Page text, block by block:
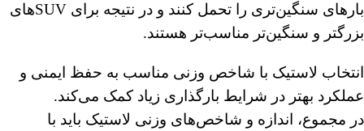
بارهای سنگین‌تری را تحمل کنند و در نتیجه برای SUVهای
بزرگتر و سنگین‌تر مناسب‌تر هستند.
انتخاب لاستیک با شاخص وزنی مناسب به حفظ ایمنی و
عملکرد بهتر در شرایط بارگذاری زیاد کمک می‌کند.
در مجموع، اندازه و شاخص‌های وزنی لاستیک باید با